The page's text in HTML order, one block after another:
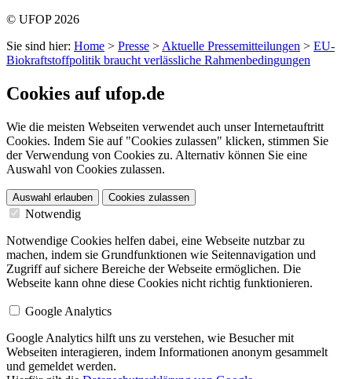
© UFOP 2026
Sie sind hier: Home > Presse > Aktuelle Pressemitteilungen > EU-
Biokraftstoffpolitik braucht verlässliche Rahmenbedingungen
Cookies auf ufop.de
Wie die meisten Webseiten verwendet auch unser Internetauftritt
Cookies. Indem Sie auf "Cookies zulassen" klicken, stimmen Sie
der Verwendung von Cookies zu. Alternativ können Sie eine
Auswahl von Cookies zulassen.
Auswahl erlauben Cookies zulassen
Notwendig
Notwendige Cookies helfen dabei, eine Webseite nutzbar zu
machen, indem sie Grundfunktionen wie Seitennavigation und
Zugriff auf sichere Bereiche der Webseite ermöglichen. Die
Webseite kann ohne diese Cookies nicht richtig funktionieren.
Google Analytics
Google Analytics hilft uns zu verstehen, wie Besucher mit
Webseiten interagieren, indem Informationen anonym gesammelt
und gemeldet werden.